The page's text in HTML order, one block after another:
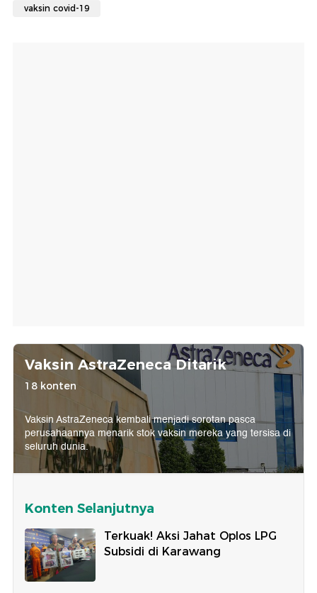
vaksin covid-19
Vaksin AstraZeneca Ditarik
18 konten
Vaksin AstraZeneca kembali menjadi sorotan pasca
perusahaannya menarik stok vaksin mereka yang tersisa di
seluruh dunia.
Konten Selanjutnya
Terkuak! Aksi Jahat Oplos LPG
Subsidi di Karawang